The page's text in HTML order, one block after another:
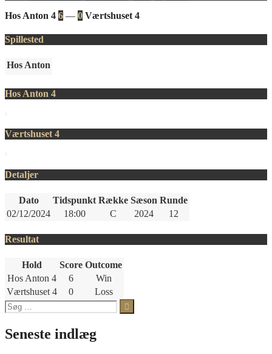
Hos Anton 4 6 — 0 Værtshuset 4
Spillested
Hos Anton
Hos Anton 4
Værtshuset 4
Detaljer
Dato Tidspunkt Række Sæson Runde
02/12/2024
18:00 C 2024 12
Resultat
Hold Score Outcome
Hos Anton 4
6
Win
Værtshuset 4
0
Loss
Søg
efter:
Seneste indlæg